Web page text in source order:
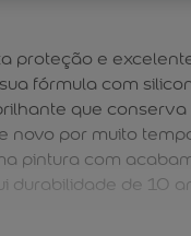
proteção e
fórmula com
que conserva
novo por muito
pintura com
durabilidade de 10